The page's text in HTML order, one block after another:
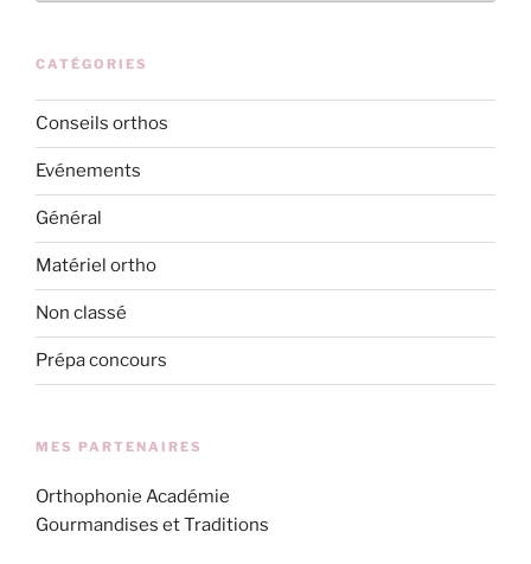
CATÉGORIES
Conseils orthos
Evénements
Général
Matériel ortho
Non classé
Prépa concours
MES PARTENAIRES
Orthophonie Académie
Gourmandises et Traditions